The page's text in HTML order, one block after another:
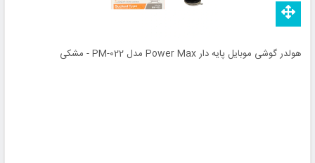
هولدر گوشی موبایل پایه دار Power Max مدل PM-022 - مشکی